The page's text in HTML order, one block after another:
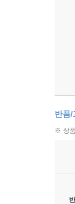
반품/
※ 상